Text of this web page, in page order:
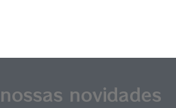
novidades